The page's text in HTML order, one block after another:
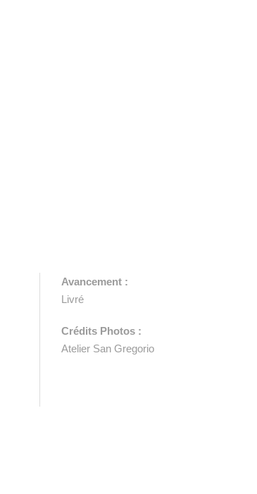
Avancement :
Livré
Crédits Photos :
Atelier San Gregorio